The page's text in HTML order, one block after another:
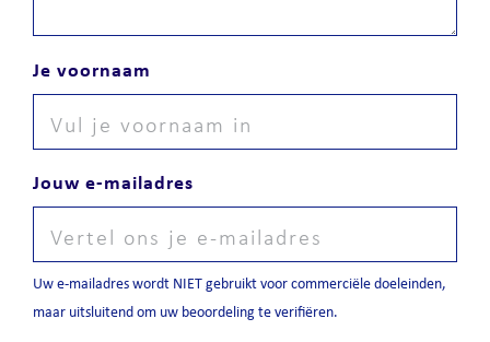
Je voornaam
Jouw e-mailadres
Uw e-mailadres wordt NIET gebruikt voor commerciële doeleinden,
maar uitsluitend om uw beoordeling te verifiëren.